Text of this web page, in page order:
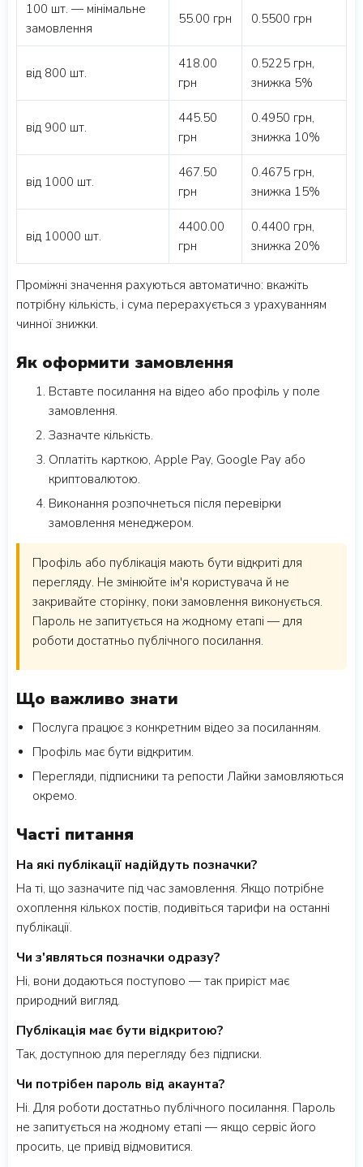
100 шт. — мінімальне
замовлення
55.00 грн 0.5500 грн
від 800 шт.
418.00
грн
0.5225 грн,
знижка 5%
від 900 шт.
445.50
грн
0.4950 грн,
знижка 10%
від 1000 шт.
467.50
грн
0.4675 грн,
знижка 15%
від 10000 шт.
4400.00
грн
0.4400 грн,
знижка 20%
Проміжні значення рахуються автоматично: вкажіть
потрібну кількість, і сума перерахується з урахуванням
чинної знижки.
Як оформити замовлення
Вставте посилання на відео або профіль у поле
замовлення.
Зазначте кількість.
Оплатіть карткою, Apple Pay, Google Pay або
криптовалютою.
Виконання розпочнеться після перевірки
замовлення менеджером.
Профіль або публікація мають бути відкриті для
перегляду. Не змінюйте ім'я користувача й не
закривайте сторінку, поки замовлення виконується.
Пароль не запитується на жодному етапі — для
роботи достатньо публічного посилання.
Що важливо знати
Послуга працює з конкретним відео за посиланням.
Профіль має бути відкритим.
Перегляди, підписники та репости Лайки замовляються
окремо.
Часті питання
На які публікації надійдуть позначки?
На ті, що зазначите під час замовлення. Якщо потрібне
охоплення кількох постів, подивіться тарифи на останні
публікації.
Чи з'являться позначки одразу?
Ні, вони додаються поступово — так приріст має
природний вигляд.
Публікація має бути відкритою?
Так, доступною для перегляду без підписки.
Чи потрібен пароль від акаунта?
Ні. Для роботи достатньо публічного посилання. Пароль
не запитується на жодному етапі — якщо сервіс його
просить, це привід відмовитися.